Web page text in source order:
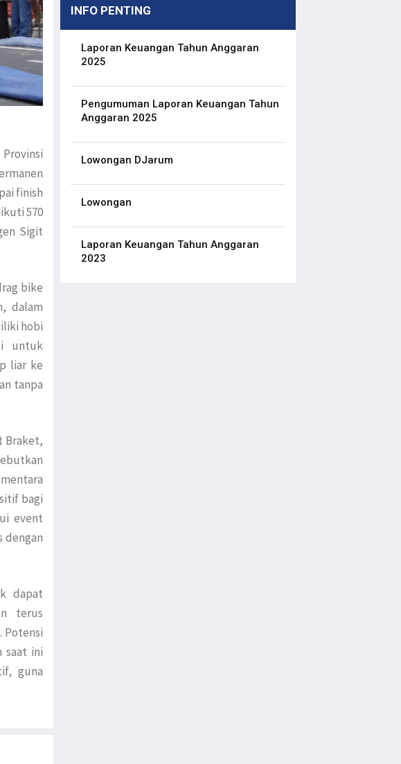
finish
570
Sigit
bike
dalam
hobi
untuk
liar ke
tanpa
Braket,
bagi
event
dengan
dapat
terus
Potensi
saat ini
guna
INFO PENTING
Laporan Keuangan Tahun Anggaran
2025
Pengumuman Laporan Keuangan Tahun
Anggaran 2025
Lowongan DJarum
Lowongan
Laporan Keuangan Tahun Anggaran
2023